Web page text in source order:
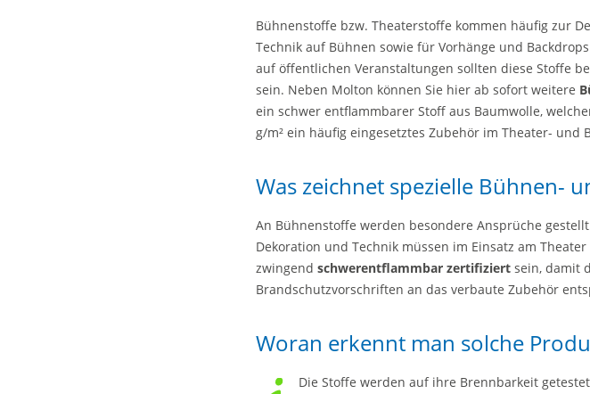
Bühnenstoffe bzw. Theaterstoffe kommen häufig zur
Technik auf Bühnen sowie für Vorhänge und
auf öffentlichen Veranstaltungen sollten diese Stoffe
sein. Neben Molton können Sie hier ab sofort weitere
ein schwer entflammbarer Stoff aus Baumwolle,
g/m² ein häufig eingesetztes Zubehör im Theater- und
Was zeichnet spezielle Bühnen-
An Bühnenstoffe werden besondere Ansprüche
Dekoration und Technik müssen im Einsatz am
zwingend schwerentflammbar zertifiziert sein, damit
Brandschutzvorschriften an das verbaute Zubehör
Woran erkennt man solche
Die Stoffe werden auf ihre Brennbarkeit